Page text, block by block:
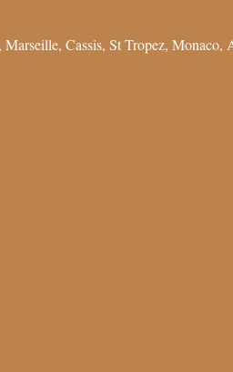
Cassis, St Tropez,